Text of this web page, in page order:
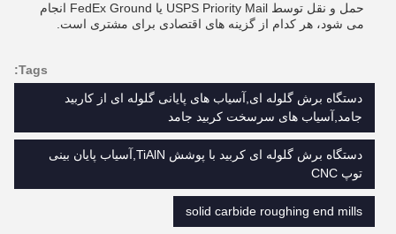
حمل و نقل توسط USPS Priority Mail یا FedEx Ground انجام
می شود، هر کدام از گزینه های اقتصادی برای مشتری است.
Tags:
دستگاه برش گلوله ای,آسیاب های پایانی گلوله ای از کاربید
جامد,آسیاب های سرسخت کربید جامد
دستگاه برش گلوله ای کربید با پوشش TiAlN,آسیاب پایان بینی
توپ CNC
solid carbide roughing end mills